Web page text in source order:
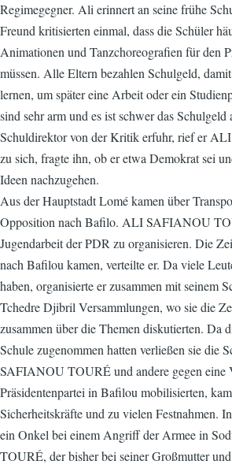
Regimegegner. Ali erinnert an seine frühe
Freund kritisierten einmal, dass die Schüler
Animationen und Tanzchoreografien für den
müssen. Alle Eltern bezahlen Schulgeld,
lernen, um später eine Arbeit oder ein
sind sehr arm und es ist schwer das
Schuldirektor von der Kritik erfuhr, rief er
zu sich, fragte ihn, ob er etwa Demokrat sei
Ideen nachzugehen.
Aus der Hauptstadt Lomé kamen über
Opposition nach Bafilo. ALI SAFIANOU
Jugendarbeit der PDR zu organisieren. Die
nach Bafilou kamen, verteilte er. Da viele
haben, organisierte er zusammen mit seinem
Tchedre Djibril Versammlungen, wo sie die
zusammen über die Themen diskutierten. Da
Schule zugenommen hatten verließen sie die
SAFIANOU TOURÉ und andere gegen eine
Präsidentenpartei in Bafilou mobilisierten,
Sicherheitskräfte und zu vielen Festnahmen.
ein Onkel bei einem Angriff der Armee in
TOURÉ, der bisher bei seiner Großmutter